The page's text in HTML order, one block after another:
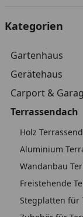
Kategorien
Gartenhaus
Gerätehaus
Carport &
Terrassendach
Holz
Aluminium
Wandanbau
Freistehende
Stegplatten für